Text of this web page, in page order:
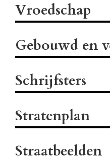
Vroedschap
Gebouwd en
Schrijfsters
Stratenplan
Straatbeelden